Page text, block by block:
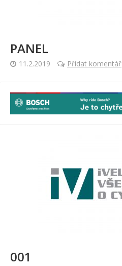
PANEL
11.2.2019 Přidat komentář
001